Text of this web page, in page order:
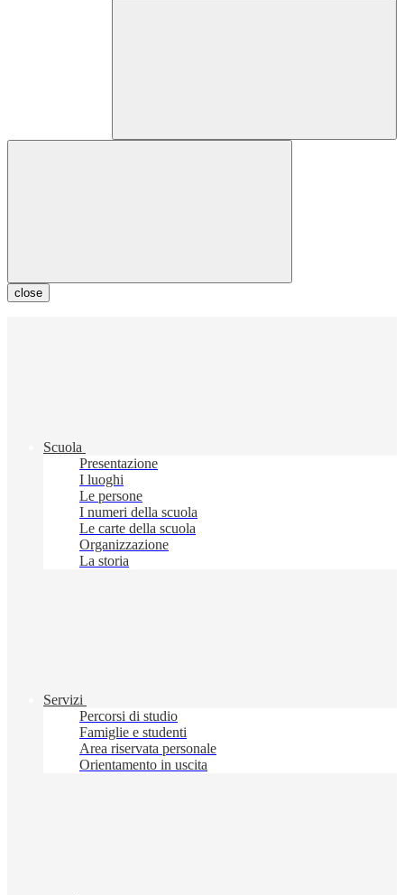
close
Scuola
Presentazione
I luoghi
Le persone
I numeri della scuola
Le carte della scuola
Organizzazione
La storia
Servizi
Percorsi di studio
Famiglie e studenti
Area riservata personale
Orientamento in uscita